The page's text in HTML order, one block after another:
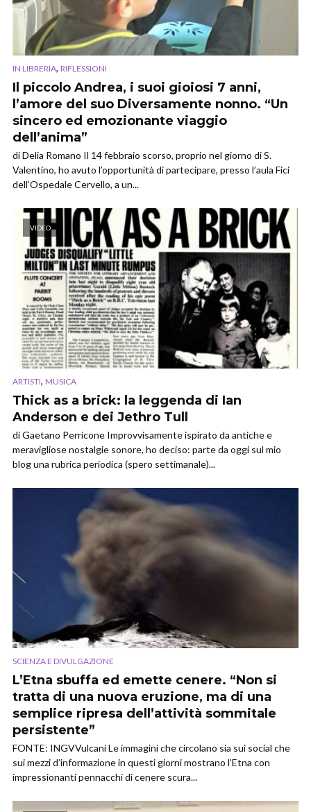
IN LIBRERIA, RIFLESSIONI
Il piccolo Andrea, i suoi gioiosi 7 anni,
l’amore del suo Diversamente nonno. “Un
sincero ed emozionante viaggio
dell’anima”
di Delia Romano Il 14 febbraio scorso, proprio nel giorno di S.
Valentino, ho avuto l’opportunità di partecipare, presso l’aula Fici
dell’Ospedale Cervello, a un...
VIDEO
ARTISTI, MUSICA
Thick as a brick: la leggenda di Ian
Anderson e dei Jethro Tull
di Gaetano Perricone Improvvisamente ispirato da antiche e
meravigliose nostalgie sonore, ho deciso: parte da oggi sul mio
blog una rubrica periodica (spero settimanale)...
SCIENZA E DIVULGAZIONE
L’Etna sbuffa ed emette cenere. “Non si
tratta di una nuova eruzione, ma di una
semplice ripresa dell’attività sommitale
persistente”
FONTE: INGVVulcani Le immagini che circolano sia sui social che
sui mezzi d’informazione in questi giorni mostrano l’Etna con
impressionanti pennacchi di cenere scura...